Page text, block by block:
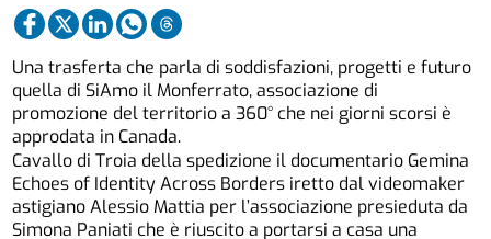
Una trasferta che parla di soddisfazioni, progetti e futuro
quella di SiAmo il Monferrato, associazione di
promozione del territorio a 360° che nei giorni scorsi è
approdata in Canada.
Cavallo di Troia della spedizione il documentario Gemina
Echoes of Identity Across Borders iretto dal videomaker
astigiano Alessio Mattia per l’associazione presieduta da
Simona Paniati che è riuscito a portarsi a casa una